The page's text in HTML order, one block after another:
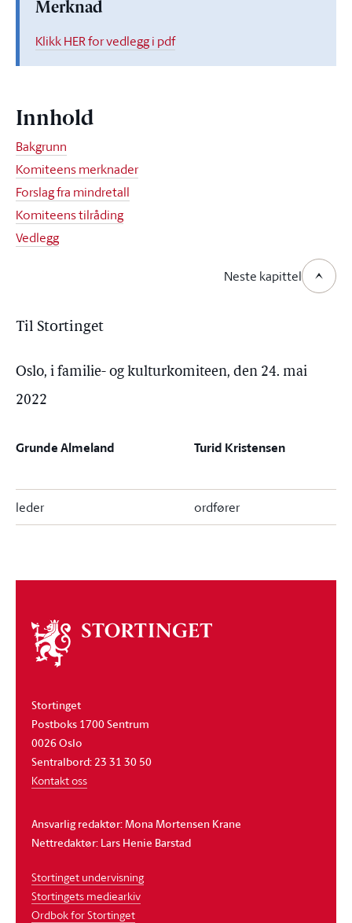
Merknad
Klikk HER for vedlegg i pdf
Innhold
Bakgrunn
Komiteens merknader
Forslag fra mindretall
Komiteens tilråding
Vedlegg
Neste kapittel
Til Stortinget
Oslo, i familie- og kulturkomiteen, den 24. mai
2022
Grunde Almeland Turid Kristensen
leder ordfører
Om
stortinget
Stortinget
Postboks 1700 Sentrum
0026 Oslo
Sentralbord: 23 31 30 50
Kontakt oss
Ansvarlig redaktør: Mona Mortensen Krane
Nettredaktør: Lars Henie Barstad
Stortinget undervisning
Stortingets mediearkiv
Ordbok for Stortinget